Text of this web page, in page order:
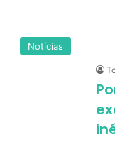
Notícias